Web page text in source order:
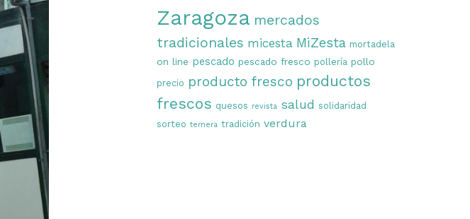
Zaragoza mercados
tradicionales micesta MiZesta mortadela
on line pescado pescado fresco pollería pollo
precio producto fresco productos
frescos quesos revista salud solidaridad
sorteo ternera tradición verdura